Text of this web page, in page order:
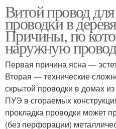
Ретро проводки
Витой провод
проводки в
Причины, по
наружную
Первая причина ясна —
Вторая — технические
скрытой проводки в домах
ПУЭ в сгораемых
прокладка проводки может
(без перфорации)